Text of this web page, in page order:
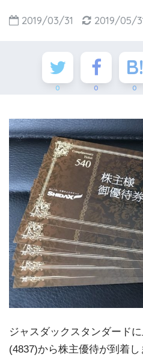
2019/03/31 2019/05/
0 0 0
ジャスダックスタンダード
(4837)から株主優待が到着し